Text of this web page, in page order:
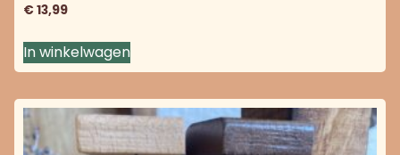
€13,99
In winkelwagen